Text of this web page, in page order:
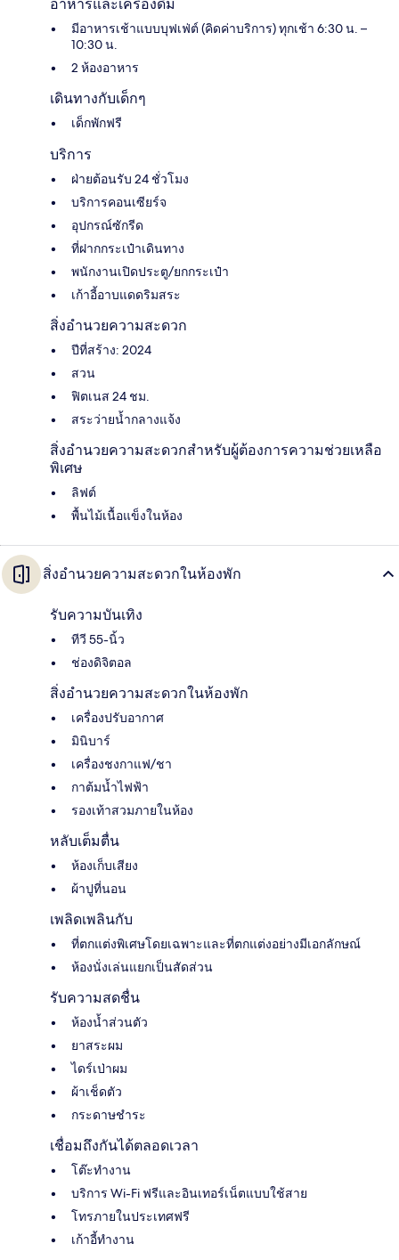
อาหารและเครื่องดื่ม
มีอาหารเช้าแบบบุฟเฟ่ต์ (คิดค่าบริการ) ทุกเช้า 6:30 น. –
10:30 น.
2 ห้องอาหาร
เดินทางกับเด็กๆ
เด็กพักฟรี
บริการ
ฝ่ายต้อนรับ 24 ชั่วโมง
บริการคอนเซียร์จ
อุปกรณ์ซักรีด
ที่ฝากกระเป๋าเดินทาง
พนักงานเปิดประตู/ยกกระเป๋า
เก้าอี้อาบแดดริมสระ
สิ่งอำนวยความสะดวก
ปีที่สร้าง: 2024
สวน
ฟิตเนส 24 ชม.
สระว่ายน้ำกลางแจ้ง
สิ่งอำนวยความสะดวกสำหรับผู้ต้องการความช่วยเหลือ
พิเศษ
ลิฟต์
พื้นไม้เนื้อแข็งในห้อง
สิ่งอำนวยความสะดวกในห้องพัก
รับความบันเทิง
ทีวี 55-นิ้ว
ช่องดิจิตอล
สิ่งอำนวยความสะดวกในห้องพัก
เครื่องปรับอากาศ
มินิบาร์
เครื่องชงกาแฟ/ชา
กาต้มน้ำไฟฟ้า
รองเท้าสวมภายในห้อง
หลับเต็มตื่น
ห้องเก็บเสียง
ผ้าปูที่นอน
เพลิดเพลินกับ
ที่ตกแต่งพิเศษโดยเฉพาะและที่ตกแต่งอย่างมีเอกลักษณ์
ห้องนั่งเล่นแยกเป็นสัดส่วน
รับความสดชื่น
ห้องน้ำส่วนตัว
ยาสระผม
ไดร์เป่าผม
ผ้าเช็ดตัว
กระดาษชำระ
เชื่อมถึงกันได้ตลอดเวลา
โต๊ะทำงาน
บริการ Wi-Fi ฟรีและอินเทอร์เน็ตแบบใช้สาย
โทรภายในประเทศฟรี
เก้าอี้ทำงาน